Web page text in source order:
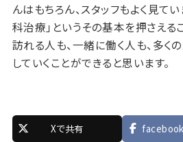
んはもちろん、スタッフもよく見てい
科治療」というその基本を押さえる
訪れる人も、一緒に働く人も、多く
していくことができると思います。
Xで共有